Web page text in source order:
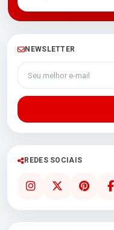
NEWSLETTER
Seu melhor e-mail
REDES SOCIAIS